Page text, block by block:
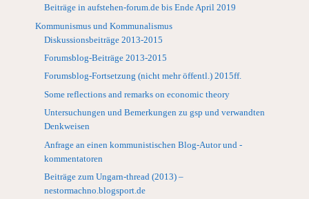
Beiträge in aufstehen-forum.de bis Ende April 2019
Kommunismus und Kommunalismus
Diskussionsbeiträge 2013-2015
Forumsblog-Beiträge 2013-2015
Forumsblog-Fortsetzung (nicht mehr öffentl.) 2015ff.
Some reflections and remarks on economic theory
Untersuchungen und Bemerkungen zu gsp und verwandten
Denkweisen
Anfrage an einen kommunistischen Blog-Autor und -
kommentatoren
Beiträge zum Ungarn-thread (2013) –
nestormachno.blogsport.de